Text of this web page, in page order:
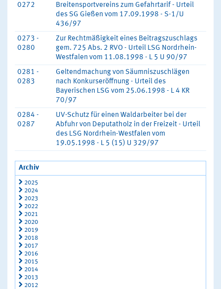
0272
Breitensportvereins zum Gefahrtarif - Urteil
des SG Gießen vom 17.09.1998 - S-1/U
436/97
0273 -
0280
Zur Rechtmäßigkeit eines Beitragszuschlags
gem. 725 Abs. 2 RVO - Urteil LSG Nordrhein-
Westfalen vom 11.08.1998 - L 5 U 90/97
0281 -
0283
Geltendmachung von Säumniszuschlägen
nach Konkurseröffnung - Urteil des
Bayerischen LSG vom 25.06.1998 - L 4 KR
70/97
0284 -
0287
UV-Schutz für einen Waldarbeiter bei der
Abfuhr von Deputatholz in der Freizeit - Urteil
des LSG Nordrhein-Westfalen vom
19.05.1998 - L 5 (15) U 329/97
Archiv
2025
2024
2023
2022
2021
2020
2019
2018
2017
2016
2015
2014
2013
2012